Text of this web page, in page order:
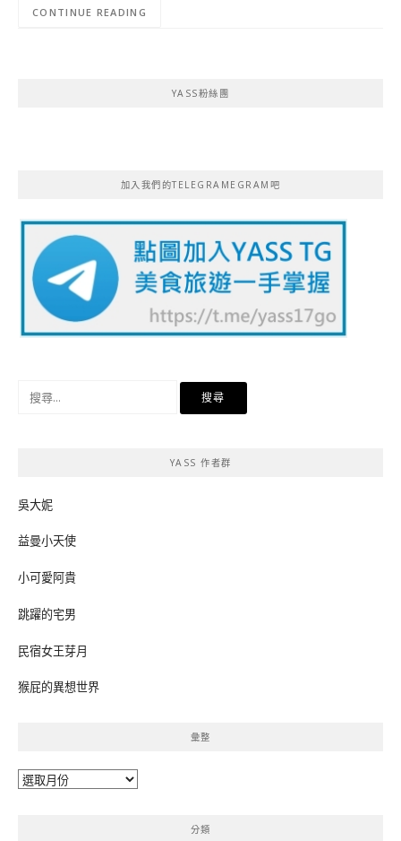
CONTINUE READING
YASS粉絲團
加入我們的TELEGRAMEGRAM吧
YASS 作者群
吳大妮
益曼小天使
小可愛阿貴
跳躍的宅男
民宿女王芽月
猴屁的異想世界
彙整
彙
分類